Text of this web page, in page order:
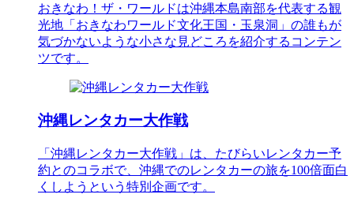
おきなわ！ザ・ワールドは沖縄本島南部を代表する観
光地「おきなわワールド文化王国・玉泉洞」の誰もが
気づかないような小さな見どころを紹介するコンテン
ツです。
沖縄レンタカー大作戦
「沖縄レンタカー大作戦」は、たびらいレンタカー予
約とのコラボで、沖縄でのレンタカーの旅を100倍面白
くしようという特別企画です。